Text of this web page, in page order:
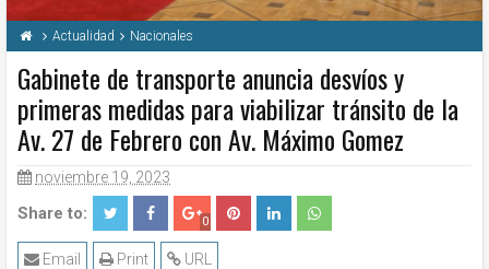
Actualidad Nacionales
Gabinete de transporte anuncia desvíos y
primeras medidas para viabilizar tránsito de la
Av. 27 de Febrero con Av. Máximo Gomez
noviembre 19, 2023
Share to: 0
URL
Print
Email